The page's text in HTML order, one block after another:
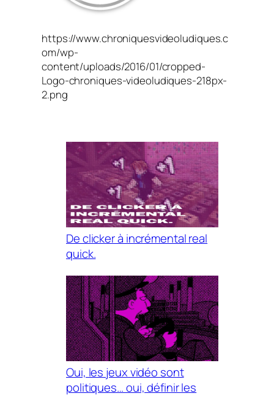
https://www.chroniquesvideoludiques.c
om/wp-
content/uploads/2016/01/cropped-
Logo-chroniques-videoludiques-218px-
2.png
De clicker à incrémental real
quick.
Oui, les jeux vidéo sont
politiques… oui, définir les